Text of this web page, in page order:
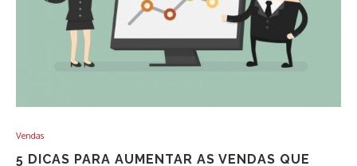
Vendas
5 DICAS PARA AUMENTAR AS VENDAS QUE